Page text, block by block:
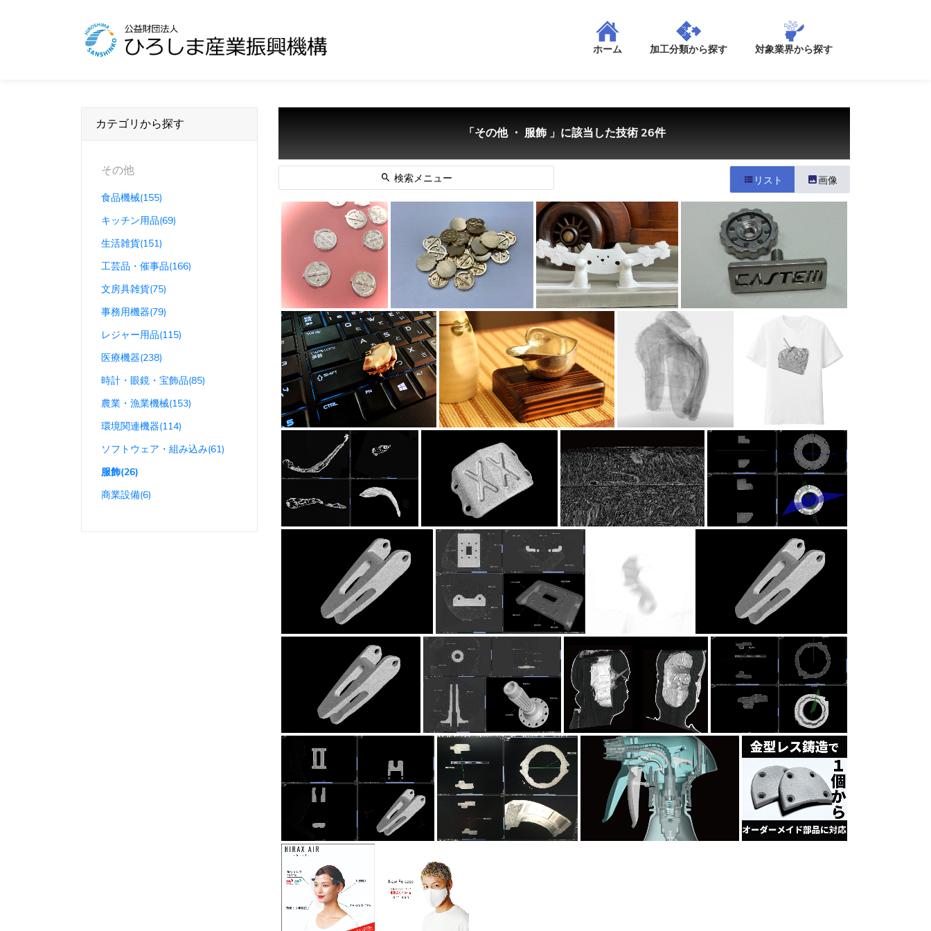
ホーム 加工分類から探す 対象業界から探す
カテゴリから探す
その他
食品機械(155)
キッチン用品(69)
生活雑貨(151)
工芸品・催事品(166)
文房具雑貨(75)
事務用機器(79)
レジャー用品(115)
医療機器(238)
時計・眼鏡・宝飾品(85)
農業・漁業機械(153)
環境関連機器(114)
ソフトウェア・組み込み(61)
服飾(26)
商業設備(6)
「その他 ・ 服飾 」に該当した技術 26件
検索メニュー リスト 画像